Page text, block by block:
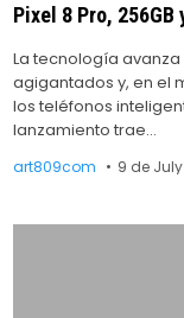
Pixel 8 Pro, 256GB
La tecnología
agigantados y, en el
los teléfonos
lanzamiento trae…
art809com 9 de